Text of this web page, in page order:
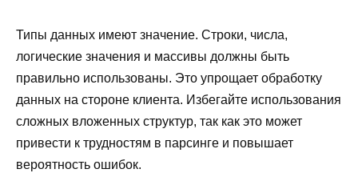
Типы данных имеют значение. Строки, числа,
логические значения и массивы должны быть
правильно использованы. Это упрощает обработку
данных на стороне клиента. Избегайте использования
сложных вложенных структур, так как это может
привести к трудностям в парсинге и повышает
вероятность ошибок.